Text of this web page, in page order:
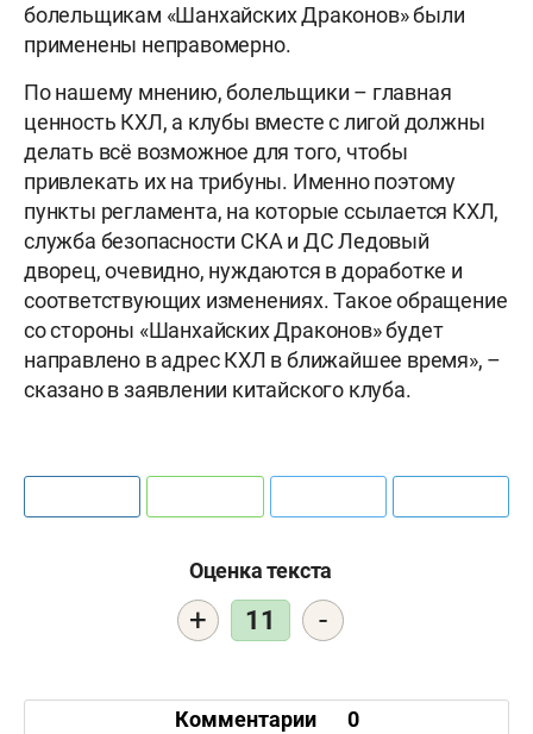
болельщикам «Шанхайских Драконов» были
применены неправомерно.
По нашему мнению, болельщики – главная
ценность КХЛ, а клубы вместе с лигой должны
делать всё возможное для того, чтобы
привлекать их на трибуны. Именно поэтому
пункты регламента, на которые ссылается КХЛ,
служба безопасности СКА и ДС Ледовый
дворец, очевидно, нуждаются в доработке и
соответствующих изменениях. Такое обращение
со стороны «Шанхайских Драконов» будет
направлено в адрес КХЛ в ближайшее время», –
сказано в заявлении китайского клуба.
Оценка текста
+ 11 -
Комментарии 0